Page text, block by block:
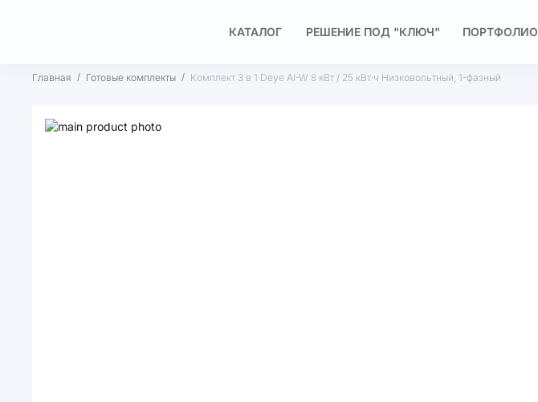
КАТАЛОГ РЕШЕНИЕ ПОД "КЛЮЧ" ПОРТФОЛИО
Главная Готовые комплекты Комплект 3 в 1 Deye AI-W 8 кВт / 25 кВт·ч Низковольтный, 1-фазный
Пропустить